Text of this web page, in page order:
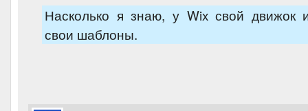
Насколько я знаю, у Wix свой движок
свои шаблоны.